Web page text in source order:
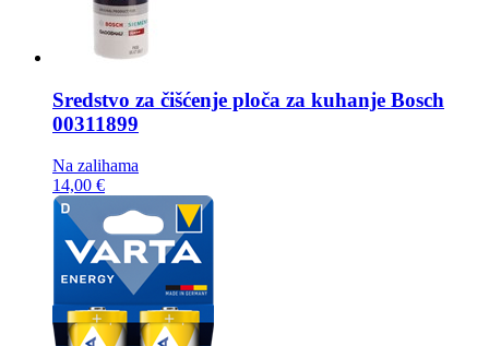
Sredstvo za čišćenje ploča za kuhanje Bosch
00311899
Na zalihama
14,00 €